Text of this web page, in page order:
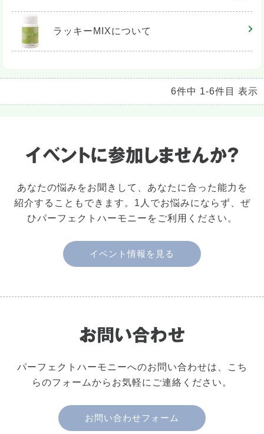
ラッキーMIXについて
6件中 1-6件目 表示
あなたの悩みをお聞きして、あなたに合った能力を
紹介することもできます。1人でお悩みにならず、ぜ
ひパーフェクトハーモニーをご利用ください。
イベント情報を見る
パーフェクトハーモニーへのお問い合わせは、こち
らのフォームからお気軽にご連絡ください。
お問い合わせフォーム